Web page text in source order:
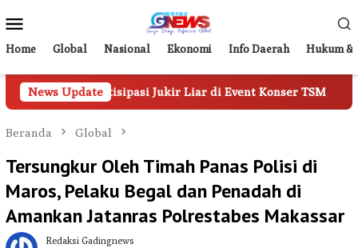
ke
kontenMobile
Home Global Nasional Ekonomi Info Daerah Hukum &
News Update
Jukir Liar di Event Konser TSM Tampil di
Beranda Global
Tersungkur Oleh Timah Panas Polisi di
Maros, Pelaku Begal dan Penadah di
Amankan Jatanras Polrestabes Makassar
Redaksi Gadingnews